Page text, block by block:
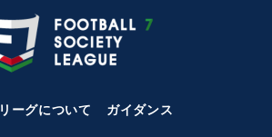
リーグについて
ガイダンス